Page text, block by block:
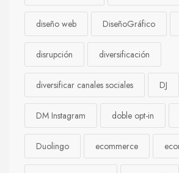
diseño web DiseñoGráfico
disrupción diversificación
diversificar canales sociales DJ
DM Instagram doble opt-in
Duolingo ecommerce